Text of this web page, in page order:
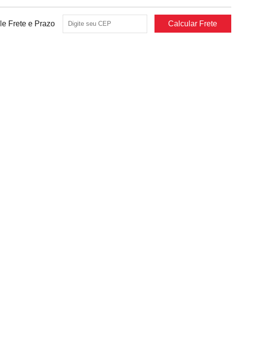
Frete e Prazo